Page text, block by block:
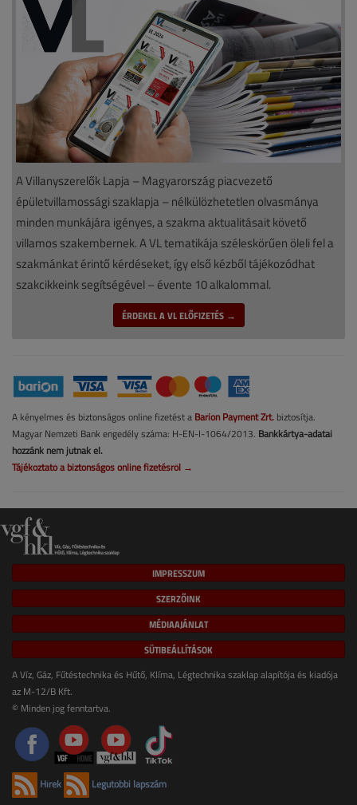
A Villanyszerelők Lapja – Magyarország piacvezető
épületvillamossági szaklapja – nélkülözhetetlen olvasmánya
minden munkájára igényes, a szakma aktualitásait követő
villamos szakembernek. A VL tematikája széleskörűen öleli fel a
szakmánkat érintő kérdéseket, így első kézből tájékozódhat
szakcikkeink segítségével – évente 10 alkalommal.
ÉRDEKEL A VL ELŐFIZETÉS →
A kényelmes és biztonságos online fizetést a Barion Payment Zrt. biztosítja.
Magyar Nemzeti Bank engedély száma: H-EN-I-1064/2013. Bankkártya-adatai
hozzánk nem jutnak el.
Tájékoztató a biztonságos online fizetésről →
IMPRESSZUM
SZERZŐINK
MÉDIAAJÁNLAT
SÜTIBEÁLLÍTÁSOK
A Víz, Gáz, Fűtéstechnika és Hűtő, Klíma, Légtechnika szaklap alapítója és kiadója
az M-12/B Kft.
© Minden jog fenntartva.
Hírek Legutóbbi lapszám